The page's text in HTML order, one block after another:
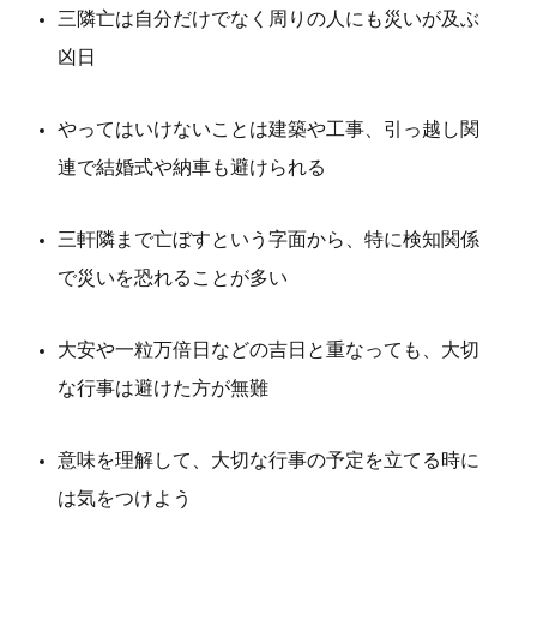
三隣亡は自分だけでなく周りの人にも災いが及ぶ
凶日
やってはいけないことは建築や工事、引っ越し関
連で結婚式や納車も避けられる
三軒隣まで亡ぼすという字面から、特に検知関係
で災いを恐れることが多い
大安や一粒万倍日などの吉日と重なっても、大切
な行事は避けた方が無難
意味を理解して、大切な行事の予定を立てる時に
は気をつけよう